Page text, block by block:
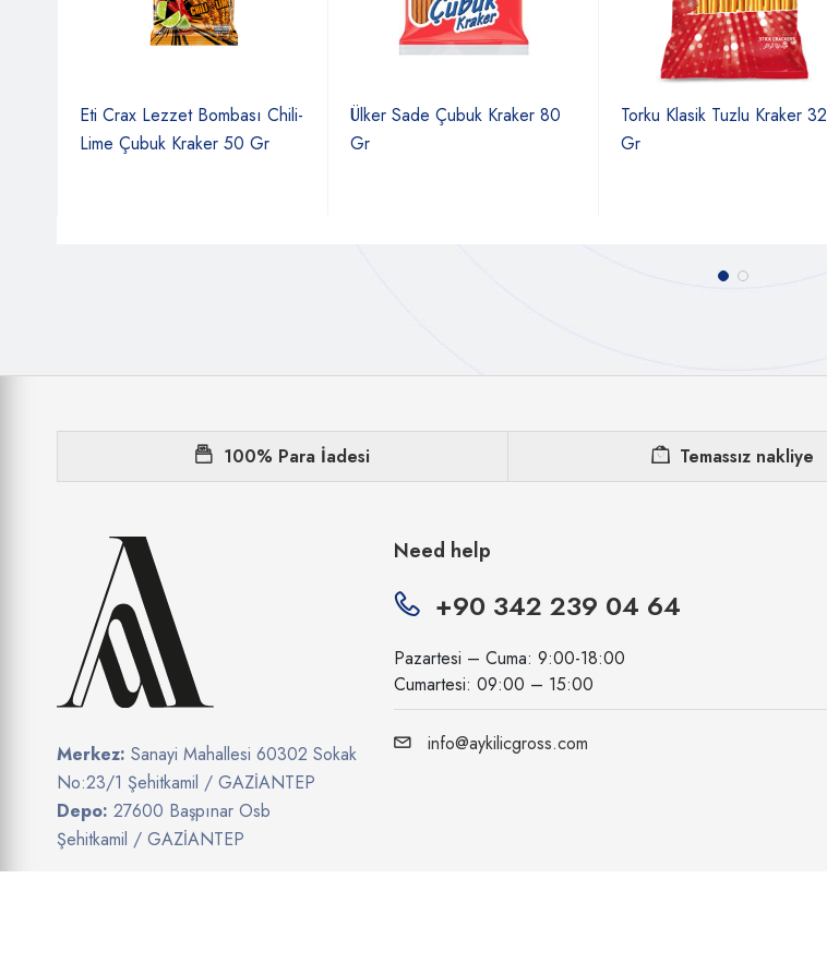
Eti Crax Lezzet Bombası Chili-
Lime Çubuk Kraker 50 Gr
Ülker Sade Çubuk Kraker 80
Gr
Torku Klasik Tuzlu Kraker 32
Gr
100% Para İadesi Temassız nakliye
Merkez: Sanayi Mahallesi 60302 Sokak
No:23/1 Şehitkamil / GAZİANTEP
Depo: 27600 Başpınar Osb
Şehitkamil / GAZİANTEP
Need help
+90 342 239 04 64
Pazartesi – Cuma: 9:00-18:00
Cumartesi: 09:00 – 15:00
info@aykilicgross.com